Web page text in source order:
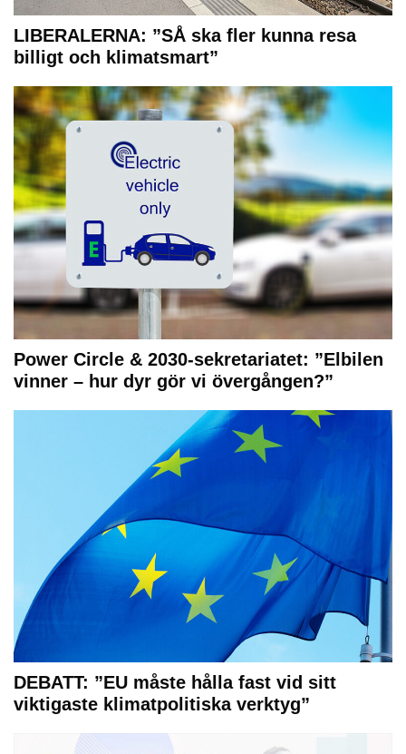
LIBERALERNA: ”SÅ ska fler kunna resa
billigt och klimatsmart”
Power Circle & 2030-sekretariatet: ”Elbilen
vinner – hur dyr gör vi övergången?”
DEBATT: ”EU måste hålla fast vid sitt
viktigaste klimatpolitiska verktyg”